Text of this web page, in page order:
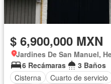
$ 6,900,000 MXN
Jardines De San Manuel,
6 Recámaras
3 Baños
Cisterna
Cuarto de servicio